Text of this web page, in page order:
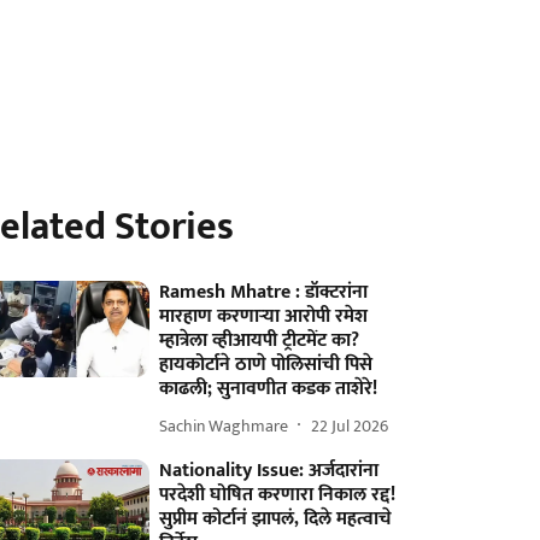
Stories
Ramesh Mhatre : डॉक्टरांना
मारहाण करणाऱ्या आरोपी रमेश
म्हात्रेला व्हीआयपी ट्रीटमेंट का?
हायकोर्टाने ठाणे पोलिसांची पिसे
काढली; सुनावणीत कडक ताशेरे!
Sachin Waghmare 22 Jul 2026
Nationality Issue: अर्जदारांना
परदेशी घोषित करणारा निकाल रद्द!
सुप्रीम कोर्टानं झापलं, दिले महत्वाचे